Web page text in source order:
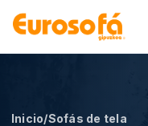
Skip
content
Inicio/Sofás de tela